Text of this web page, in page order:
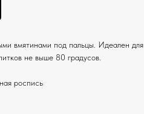
вмятинами под пальцы. Идеален для
не выше 80 градусов.
роспись